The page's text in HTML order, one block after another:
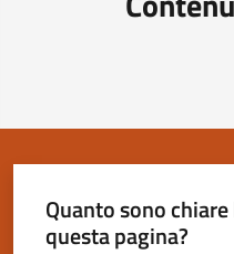
Quanto sono
questa pagina?